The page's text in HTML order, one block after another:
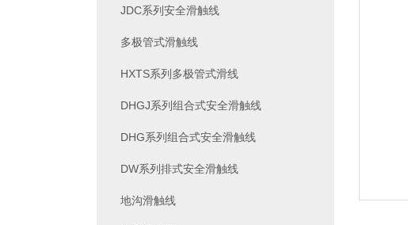
JDC系列安全滑触线
多极管式滑触线
HXTS系列多极管式滑线
DHGJ系列组合式安全滑触线
DHG系列组合式安全滑触线
DW系列排式安全滑触线
地沟滑触线